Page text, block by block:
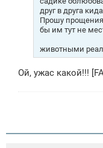
друг в друга
Прошу
бы им тут не
животными
Ой, ужас какой!!!